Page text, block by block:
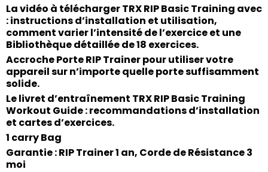
La vidéo à télécharger TRX RIP Basic Training avec
: instructions d’installation et utilisation,
comment varier l’intensité de l’exercice et une
Bibliothèque détaillée de 18 exercices.
Accroche Porte RIP Trainer pour utiliser votre
appareil sur n’importe quelle porte suffisamment
solide.
Le livret d’entraînement TRX RIP Basic Training
Workout Guide : recommandations d’installation
et cartes d’exercices.
1 carry Bag
Garantie : RIP Trainer 1 an, Corde de Résistance 3
moi